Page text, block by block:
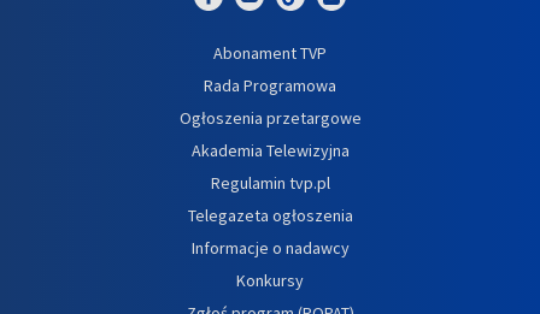
Abonament TVP
Rada Programowa
Ogłoszenia przetargowe
Akademia Telewizyjna
Regulamin tvp.pl
Telegazeta ogłoszenia
Informacje o nadawcy
Konkursy